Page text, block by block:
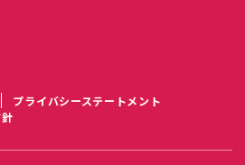
プライバシーステートメント